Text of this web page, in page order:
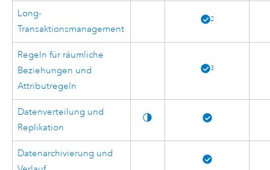
Long-
Transaktionsmanagement
2
Regeln für räumliche
Beziehungen und
Attributregeln
3
Datenverteilung und
Replikation
Datenarchivierung und